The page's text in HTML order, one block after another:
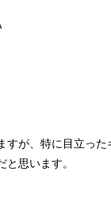
すが、特に目立っ
と思います。